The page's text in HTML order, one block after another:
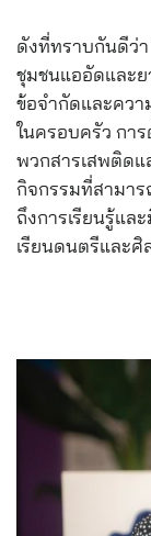
ดังที่ทราบกันดีว่า
ชุมชนแออัดและ
ข้อจำกัดและควา
ในครอบครัว กา
พวกสารเสพติด
กิจกรรมที่สามาร
ถึงการเรียนรู้แ
เรียนดนตรีและศิ